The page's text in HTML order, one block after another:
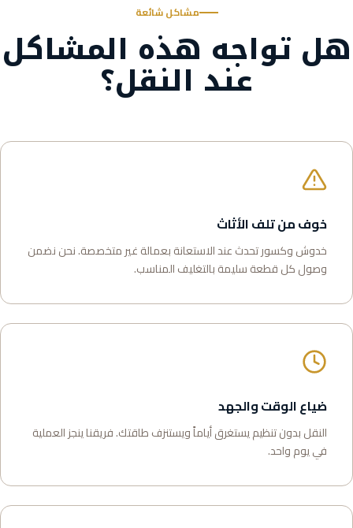
مشاكل شائعة
هل تواجه هذه المشاكل
عند النقل؟
خوف من تلف الأثاث
خدوش وكسور تحدث عند الاستعانة بعمالة غير متخصصة. نحن نضمن
وصول كل قطعة سليمة بالتغليف المناسب.
ضياع الوقت والجهد
النقل بدون تنظيم يستغرق أياماً ويستنزف طاقتك. فريقنا ينجز العملية
في يوم واحد.